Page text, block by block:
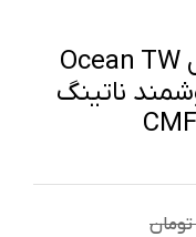
بند آلتیمیت شیلد مدل Ocean TW
ناتینگ